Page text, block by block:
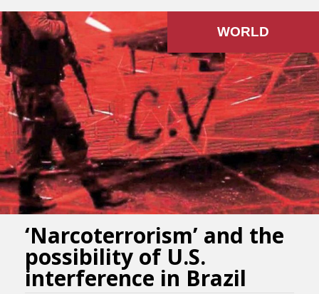
WORLD
‘Narcoterrorism’ and the
possibility of U.S.
interference in Brazil